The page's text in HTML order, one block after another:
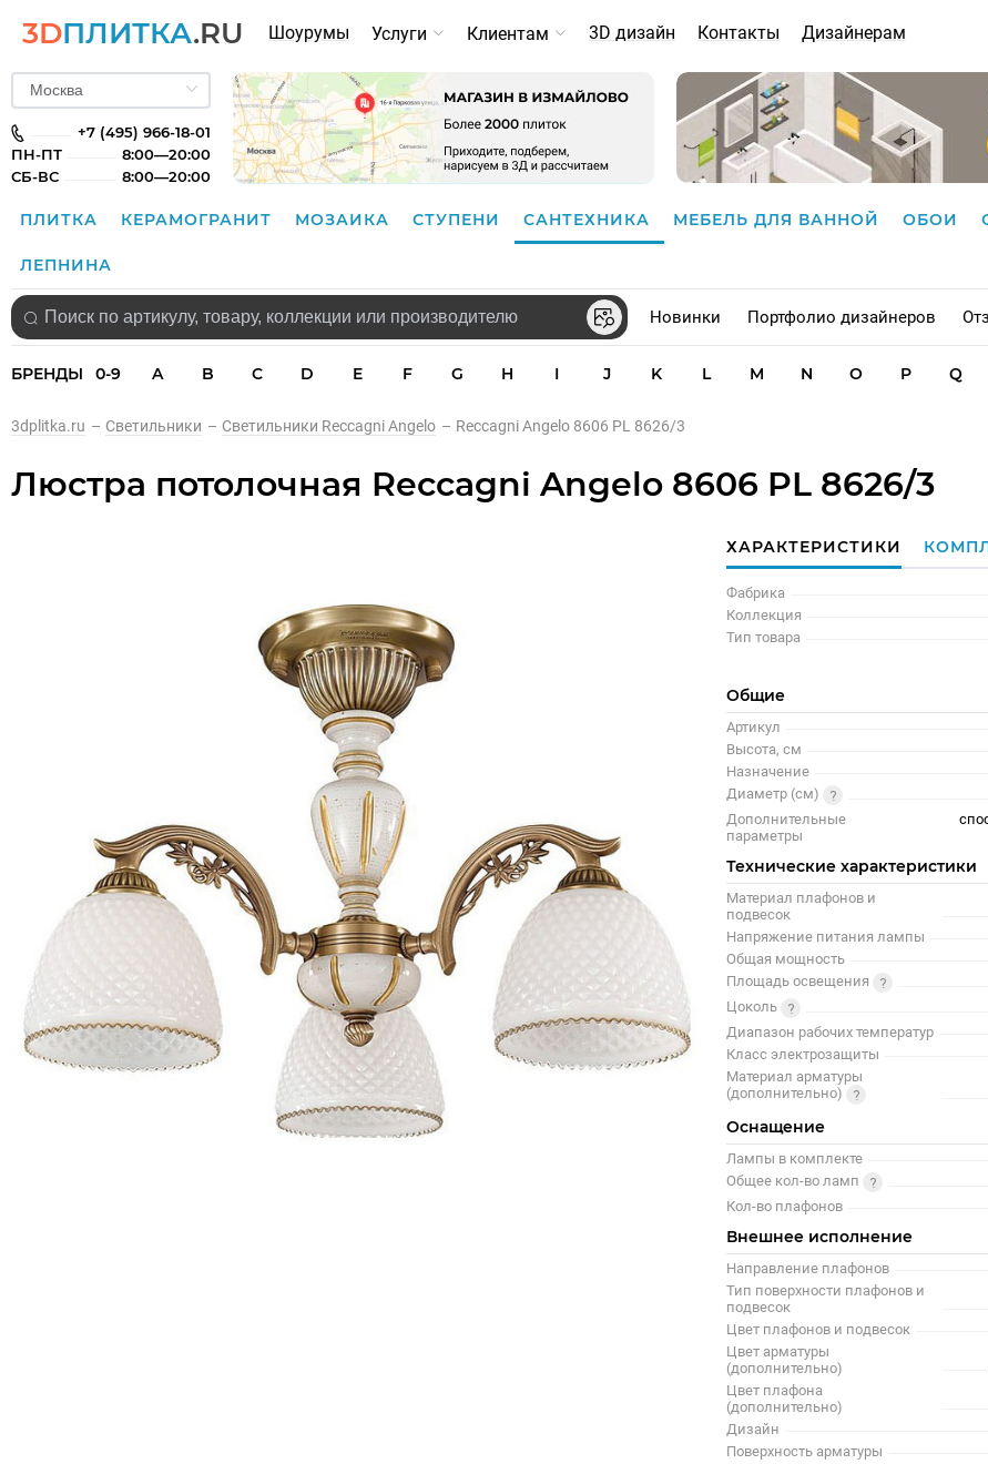
3DПЛИТКА.RU Шоурумы Услуги Клиентам 3D дизайн Контакты Дизайнерам
+7 (495) 966-18-01
ПН-ПТ
8:00—20:00
СБ-ВС
8:00—20:00
ПЛИТКА КЕРАМОГРАНИТ МОЗАИКА СТУПЕНИ САНТЕХНИКА МЕБЕЛЬ ДЛЯ ВАННОЙ ОБОИ
ЛЕПНИНА
Новинки Портфолио дизайнеров
БРЕНДЫ 0-9 A B C D E F G H I J K L M N O P Q
3dplitka.ru – Светильники – Светильники Reccagni Angelo – Reccagni Angelo 8606 PL 8626/3
Люстра потолочная Reccagni Angelo 8606 PL 8626/3
ХАРАКТЕРИСТИКИ
Фабрика
Коллекция
Тип товара
Общие
Артикул
Высота, см
Назначение
Диаметр (см)
Дополнительные
параметры
Технические характеристики
Материал плафонов и
подвесок
Напряжение питания лампы
Общая мощность
Площадь освещения
Цоколь
Диапазон рабочих температур
Класс электрозащиты
Материал арматуры
(дополнительно)
Оснащение
Лампы в комплекте
Общее кол-во ламп
Кол-во плафонов
Внешнее исполнение
Направление плафонов
Тип поверхности плафонов и
подвесок
Цвет плафонов и подвесок
Цвет арматуры
(дополнительно)
Цвет плафона
(дополнительно)
Дизайн
Поверхность арматуры